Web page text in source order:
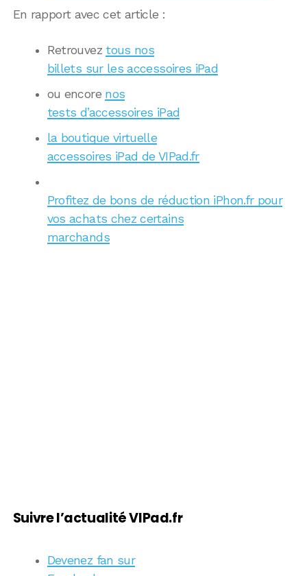
En rapport avec cet article :
Retrouvez tous nos
billets sur les accessoires iPad
ou encore nos
tests d’accessoires iPad
la boutique virtuelle
accessoires iPad de VIPad.fr
Profitez de bons de réduction iPhon.fr pour
vos achats chez certains
marchands
Suivre l’actualité VIPad.fr
Devenez fan sur